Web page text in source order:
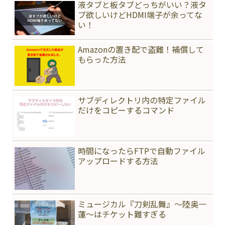
液タブと板タブどっちがいい？液タ
ブ欲しいけどHDMI端子が余ってな
い！
Amazonの置き配で盗難！補償して
もらった方法
サブディレクトリ内の特定ファイル
だけをコピーするコマンド
時間になったらFTPで自動ファイル
アップロードする方法
ミュージカル『刀剣乱舞』〜陸奥一
蓮〜はチケット難すぎる